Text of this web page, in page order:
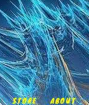
STORE ABOUT